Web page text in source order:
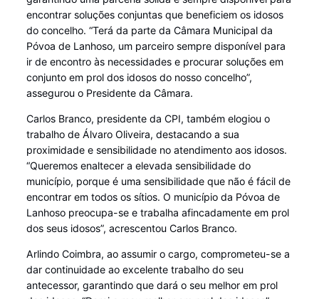
encontrar soluções conjuntas que beneficiem os idosos
do concelho. “Terá da parte da Câmara Municipal da
Póvoa de Lanhoso, um parceiro sempre disponível para
ir de encontro às necessidades e procurar soluções em
conjunto em prol dos idosos do nosso concelho”,
assegurou o Presidente da Câmara.
Carlos Branco, presidente da CPI, também elogiou o
trabalho de Álvaro Oliveira, destacando a sua
proximidade e sensibilidade no atendimento aos idosos.
“Queremos enaltecer a elevada sensibilidade do
município, porque é uma sensibilidade que não é fácil de
encontrar em todos os sítios. O município da Póvoa de
Lanhoso preocupa-se e trabalha afincadamente em prol
dos seus idosos”, acrescentou Carlos Branco.
Arlindo Coimbra, ao assumir o cargo, comprometeu-se a
dar continuidade ao excelente trabalho do seu
antecessor, garantindo que dará o seu melhor em prol